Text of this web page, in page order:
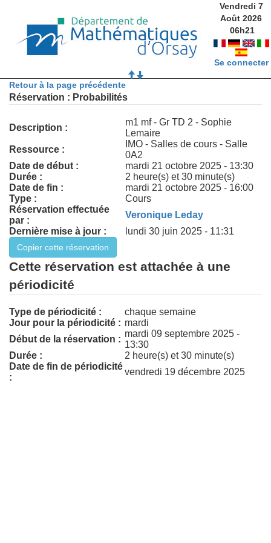
Vendredi 7
Août 2026
06h21
Se connecter
Retour à la page précédente
Réservation : Probabilités
Description :
m1 mf - Gr TD 2 - Sophie
Lemaire
Ressource :
IMO - Salles de cours - Salle
0A2
Date de début :
mardi 21 octobre 2025 - 13:30
Durée :
2 heure(s) et 30 minute(s)
Date de fin :
mardi 21 octobre 2025 - 16:00
Type :
Cours
Réservation effectuée
par :
Veronique Leday
Dernière mise à jour :
lundi 30 juin 2025 - 11:31
Cette réservation est attachée à une
périodicité
Type de périodicité :
chaque semaine
Jour pour la périodicité : mardi
Début de la réservation :
mardi 09 septembre 2025 -
13:30
Durée :
2 heure(s) et 30 minute(s)
Date de fin de périodicité
:
vendredi 19 décembre 2025